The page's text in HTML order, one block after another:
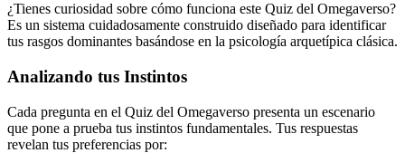
¿Tienes curiosidad sobre cómo funciona este Quiz del Omegaverso?
Es un sistema cuidadosamente construido diseñado para identificar
tus rasgos dominantes basándose en la psicología arquetípica clásica.
Analizando tus Instintos
Cada pregunta en el Quiz del Omegaverso presenta un escenario
que pone a prueba tus instintos fundamentales. Tus respuestas
revelan tus preferencias por: